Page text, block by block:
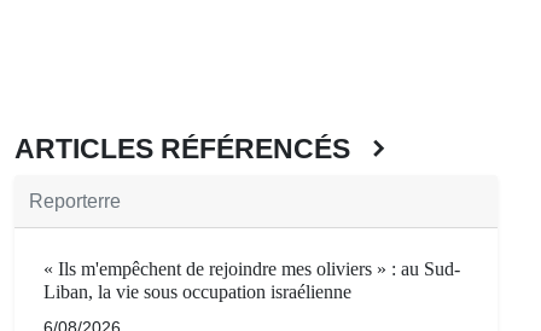
ARTICLES RÉFÉRENCÉS
Reporterre
« Ils m'empêchent de rejoindre mes oliviers » : au Sud-
Liban, la vie sous occupation israélienne